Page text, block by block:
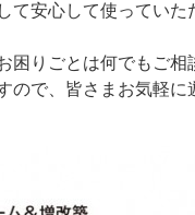
安心して使ってい
りごとは何でもご
ので、皆さまお気軽